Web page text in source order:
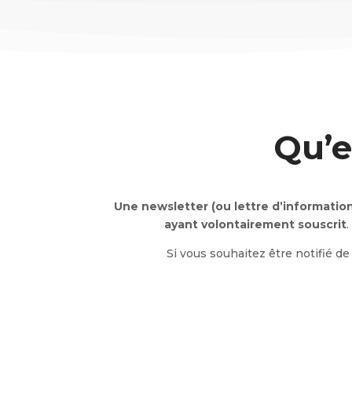
Une newsletter (ou lettre
ayant volontairement souscrit.
Si vous souhaitez être notifié de